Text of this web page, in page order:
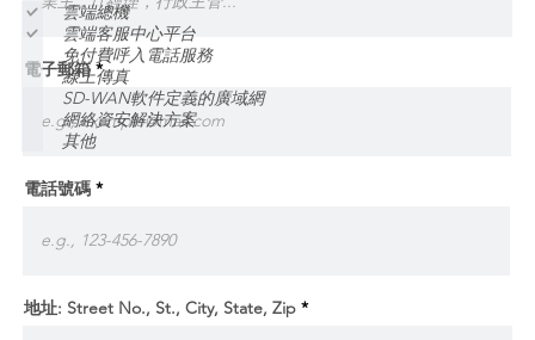
地址: Street No., St., City, State, Zip
電子郵箱
電話號碼
雲端總機
雲端客服中心平台
免付費呼入電話服務
線上傳真
SD-WAN軟件定義的廣域網
網絡資安解決方案
其他